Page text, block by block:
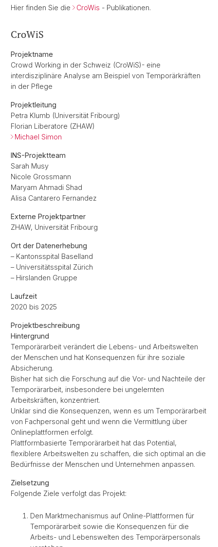
Hier finden Sie die CroWis - Publikationen.
CroWiS
Projektname
Crowd Working in der Schweiz (CroWiS)- eine
interdisziplinäre Analyse am Beispiel von Temporärkräften
in der Pflege
Projektleitung
Petra Klumb (Universität Fribourg)
Florian Liberatore (ZHAW)
Michael Simon
INS-Projektteam
Sarah Musy
Nicole Grossmann
Maryam Ahmadi Shad
Alisa Cantarero Fernandez
Externe Projektpartner
ZHAW, Universität Fribourg
Ort der Datenerhebung
– Kantonsspital Baselland
– Universitätsspital Zürich
– Hirslanden Gruppe
Laufzeit
2020 bis 2025
Projektbeschreibung
Hintergrund
Temporärarbeit verändert die Lebens- und Arbeitswelten
der Menschen und hat Konsequenzen für ihre soziale
Absicherung.
Bisher hat sich die Forschung auf die Vor- und Nachteile der
Temporärarbeit, insbesondere bei ungelernten
Arbeitskräften, konzentriert.
Unklar sind die Konsequenzen, wenn es um Temporärarbeit
von Fachpersonal geht und wenn die Vermittlung über
Onlineplattformen erfolgt.
Plattformbasierte Temporärarbeit hat das Potential,
flexiblere Arbeitswelten zu schaffen, die sich optimal an die
Bedürfnisse der Menschen und Unternehmen anpassen.
Zielsetzung
Folgende Ziele verfolgt das Projekt:
Den Marktmechanismus auf Online-Plattformen für
Temporärarbeit sowie die Konsequenzen für die
Arbeits- und Lebenswelten des Temporärpersonals